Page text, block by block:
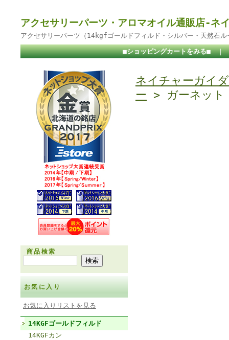
アクセサリーパーツ・アロマオイル通販店-ネ
アクセサリーパーツ（14kgfゴールドフィルド・シルバー・天然石
■ショッピングカートをみる■ ｜
商品検索
お気に入り
お気に入りリストを見る
14KGFゴールドフィルド
14KGFカン
ネイチャーガイ
ー > ガーネット